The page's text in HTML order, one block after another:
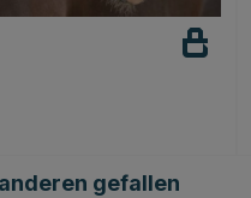
gefallen